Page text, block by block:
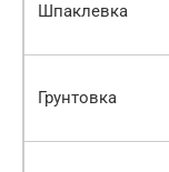
Шпаклевка
Грунтовка